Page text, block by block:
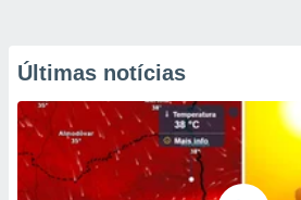
Últimas notícias